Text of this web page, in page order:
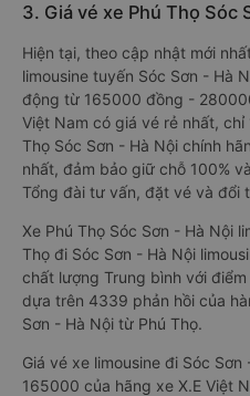
3. Giá vé xe Phú Thọ Sóc
Hiện tại, theo cập nhật mới
limousine tuyến Sóc Sơn - Hà
động từ 165000 đồng -
Việt Nam có giá vé rẻ nhất,
Thọ Sóc Sơn - Hà Nội chính
nhất, đảm bảo giữ chỗ 100%
Tổng đài tư vấn, đặt vé và đổi
Xe Phú Thọ Sóc Sơn - Hà Nội
Thọ đi Sóc Sơn - Hà Nội
chất lượng Trung bình với
dựa trên 4339 phản hồi của
Sơn - Hà Nội từ Phú Thọ.
Giá vé xe limousine đi Sóc
165000 của hãng xe X.E Việt